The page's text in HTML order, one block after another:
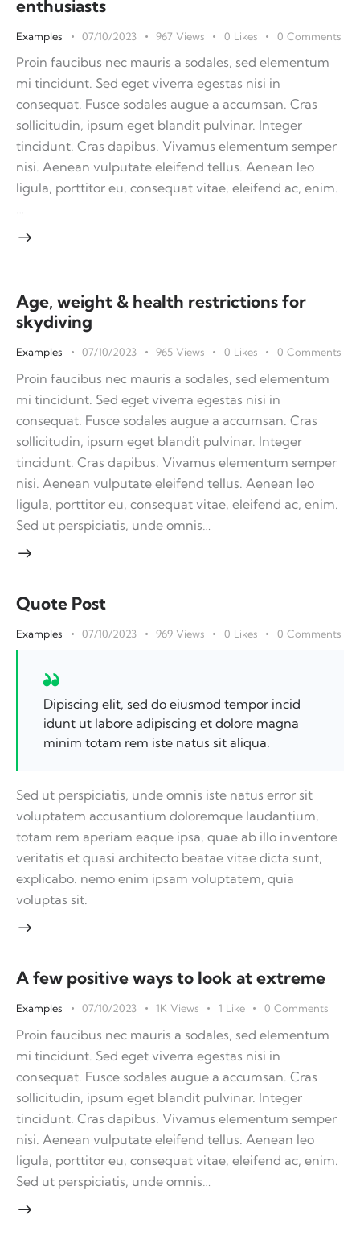
enthusiasts
Examples 07/10/2023 967 Views 0 Likes 0 Comments
Proin faucibus nec mauris a sodales, sed elementum
mi tincidunt. Sed eget viverra egestas nisi in
consequat. Fusce sodales augue a accumsan. Cras
sollicitudin, ipsum eget blandit pulvinar. Integer
tincidunt. Cras dapibus. Vivamus elementum semper
nisi. Aenean vulputate eleifend tellus. Aenean leo
ligula, porttitor eu, consequat vitae, eleifend ac, enim.
…
Age, weight & health restrictions for
skydiving
Examples 07/10/2023 965 Views 0 Likes 0 Comments
Proin faucibus nec mauris a sodales, sed elementum
mi tincidunt. Sed eget viverra egestas nisi in
consequat. Fusce sodales augue a accumsan. Cras
sollicitudin, ipsum eget blandit pulvinar. Integer
tincidunt. Cras dapibus. Vivamus elementum semper
nisi. Aenean vulputate eleifend tellus. Aenean leo
ligula, porttitor eu, consequat vitae, eleifend ac, enim.
Sed ut perspiciatis, unde omnis…
Quote Post
Examples 07/10/2023 969 Views 0 Likes 0 Comments
Dipiscing elit, sed do eiusmod tempor incid
idunt ut labore adipiscing et dolore magna
minim totam rem iste natus sit aliqua.
Sed ut perspiciatis, unde omnis iste natus error sit
voluptatem accusantium doloremque laudantium,
totam rem aperiam eaque ipsa, quae ab illo inventore
veritatis et quasi architecto beatae vitae dicta sunt,
explicabo. nemo enim ipsam voluptatem, quia
voluptas sit.
A few positive ways to look at extreme
Examples 07/10/2023 1K Views 1 Like 0 Comments
Proin faucibus nec mauris a sodales, sed elementum
mi tincidunt. Sed eget viverra egestas nisi in
consequat. Fusce sodales augue a accumsan. Cras
sollicitudin, ipsum eget blandit pulvinar. Integer
tincidunt. Cras dapibus. Vivamus elementum semper
nisi. Aenean vulputate eleifend tellus. Aenean leo
ligula, porttitor eu, consequat vitae, eleifend ac, enim.
Sed ut perspiciatis, unde omnis…